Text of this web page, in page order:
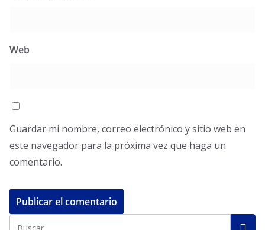
Web
Guardar mi nombre, correo electrónico y sitio web en
este navegador para la próxima vez que haga un
comentario.